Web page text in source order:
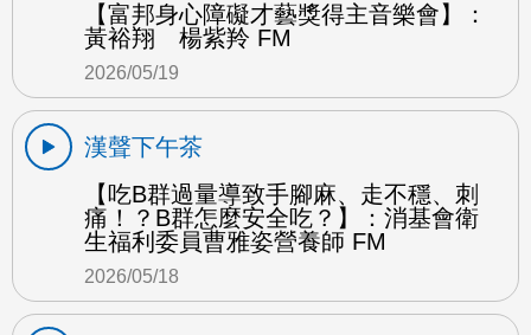
【富邦身心障礙才藝獎得主音樂會】：
黃裕翔 楊紫羚 FM
2026/05/19
漢聲下午茶
【吃B群過量導致手腳麻、走不穩、刺
痛！？B群怎麼安全吃？】：消基會衛
生福利委員曹雅姿營養師 FM
2026/05/18